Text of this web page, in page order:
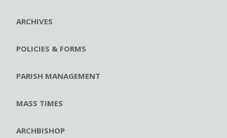
ARCHIVES
POLICIES & FORMS
PARISH MANAGEMENT
MASS TIMES
ARCHBISHOP